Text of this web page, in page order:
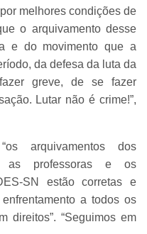
melhores condições de
o arquivamento desse
e do movimento que a
da defesa da luta da
greve, de se fazer
Lutar não é crime!”,
arquivamentos dos
as professoras e os
SN estão corretas e
a todos os
direitos”. “Seguimos em